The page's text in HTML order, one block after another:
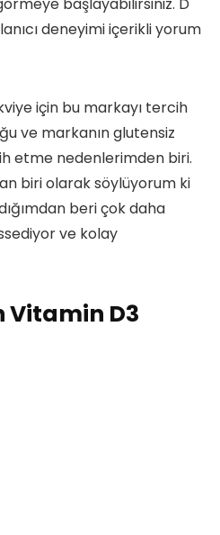
deneyimi içerikli yorum
için bu markayı tercih
ve markanın glutensiz
etme nedenlerimden biri.
biri olarak söylüyorum ki
beri çok daha
ve kolay
Vitamin D3